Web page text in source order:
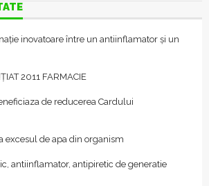
inovatoare între un antiinflamator și un
2011 FARMACIE
de reducerea Cardului
excesul de apa din organism
antiinflamator, antipiretic de generatie